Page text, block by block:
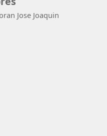
Jose Joaquin